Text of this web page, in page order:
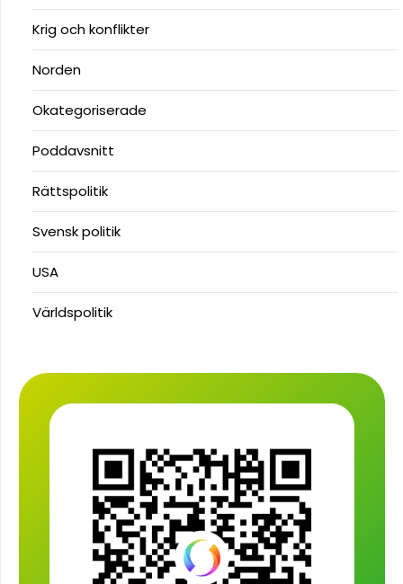
Krig och konflikter
Norden
Okategoriserade
Poddavsnitt
Rättspolitik
Svensk politik
USA
Världspolitik